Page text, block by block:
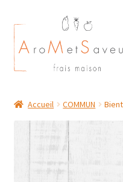
Aller
à
la
navigation
Aller
au
contenu
Plat du Jour/ Menu Week
NOS BOUTIQUES
Accueil COMMUN